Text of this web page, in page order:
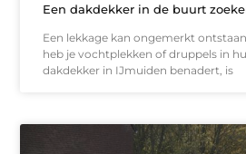
Een dakdekker in de buurt
Een lekkage kan ongemerkt
heb je vochtplekken of druppels in
dakdekker in IJmuiden benadert, is